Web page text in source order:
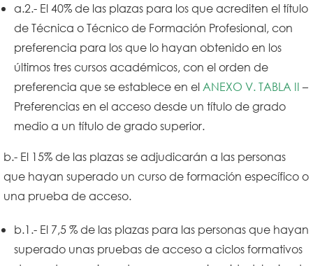
a.2.- El 40% de las plazas para los que acrediten el título
de Técnica o Técnico de Formación Profesional, con
preferencia para los que lo hayan obtenido en los
últimos tres cursos académicos, con el orden de
preferencia que se establece en elANEXO V. TABLA II –
Preferencias en el acceso desde un título de grado
medio a un título de grado superior.
b.- El 15% de las plazas se adjudicarán a las personas
que hayan superado un curso de formación específico o
una prueba de acceso.
b.1.- El 7,5 % de las plazas para las personas que hayan
superado unas pruebas de acceso a ciclos formativos